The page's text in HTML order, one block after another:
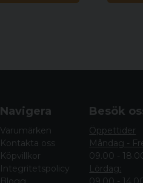
Navigera
Varumärken
Kontakta oss
Köpvillkor
Integritetspolicy
Besök
Öppettider
Måndag -
09.00 -
Lördag: